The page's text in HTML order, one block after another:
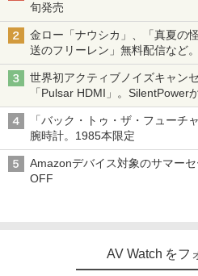
旬発売
金ロー「ナウシカ」、「真夏の
送のフリーレン」無料配信など
世界初アクティブノイズキャン
「Pulsar HDMI」。SilentPower
「バック・トゥ・ザ・フューチ
腕時計。1985本限定
Amazonデバイス対象のサマー
OFF
AV Watch をフ